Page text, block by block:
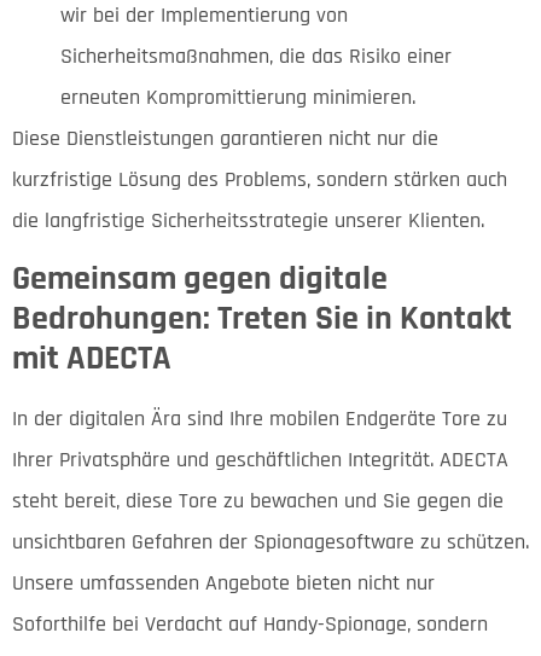
wir bei der Implementierung von
Sicherheitsmaßnahmen, die das Risiko einer
erneuten Kompromittierung minimieren.
Diese Dienstleistungen garantieren nicht nur die
kurzfristige Lösung des Problems, sondern stärken auch
die langfristige Sicherheitsstrategie unserer Klienten.
Gemeinsam gegen digitale
Bedrohungen: Treten Sie in Kontakt
mit ADECTA
In der digitalen Ära sind Ihre mobilen Endgeräte Tore zu
Ihrer Privatsphäre und geschäftlichen Integrität. ADECTA
steht bereit, diese Tore zu bewachen und Sie gegen die
unsichtbaren Gefahren der Spionagesoftware zu schützen.
Unsere umfassenden Angebote bieten nicht nur
Soforthilfe bei Verdacht auf Handy-Spionage, sondern